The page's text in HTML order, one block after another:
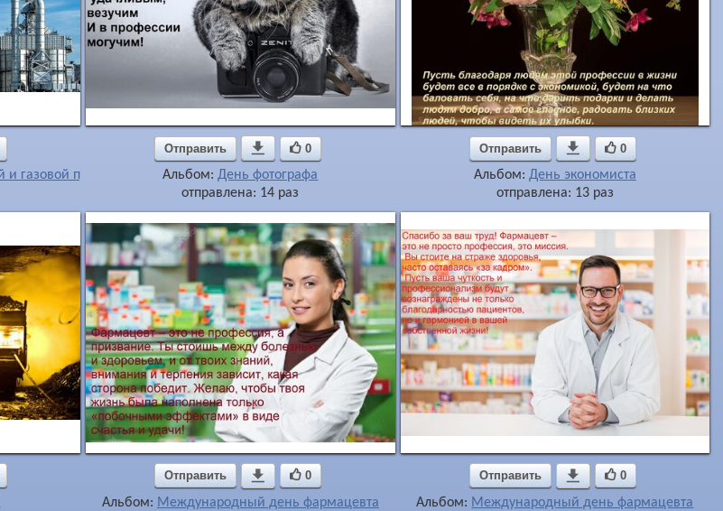
и газовой промышленности
Отправить  0
Альбом:День фотографа
отправлена: 14 раз
Отправить  0
Альбом: День экономиста
отправлена: 13 раз
Отправить  0
Альбом: Международный день фармацевта
Отправить  0
Альбом: Международный день фармацевта